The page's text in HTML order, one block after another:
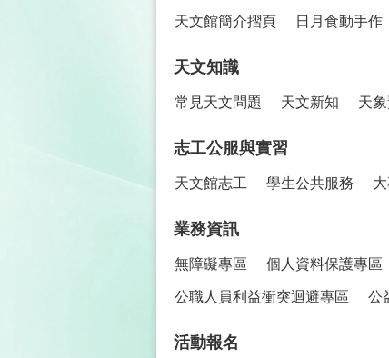
天文館簡介摺頁 日月食動手作
天文知識
常見天文問題 天文新知 天
志工公服與實習
天文館志工 學生公共服務
業務資訊
無障礙專區 個人資料保護專區
公職人員利益衝突迴避專區 公
活動報名